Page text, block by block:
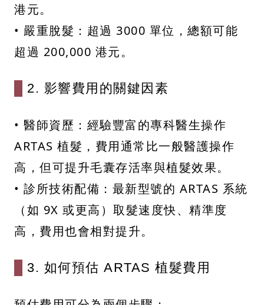
港元。
• 嚴重脫髮：超過 3000 單位，總額可能
超過 200,000 港元。
2. 影響費用的關鍵因素
• 醫師資歷：經驗豐富的專科醫生操作
ARTAS 植髮，費用通常比一般醫護操作
高，但可提升毛囊存活率與植髮效果。
• 診所技術配備：最新型號的 ARTAS 系統
（如 9X 或更高）取髮速度快、精準度
高，費用也會相對提升。
3. 如何預估 ARTAS 植髮費用